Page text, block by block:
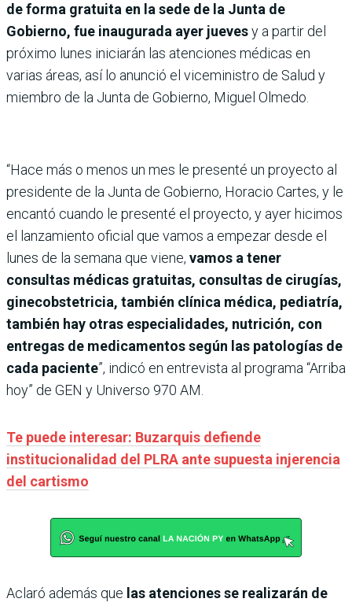
de forma gratuita en la sede de la Junta de
Gobierno, fue inaugurada ayer juevesy a partir del
próximo lunes iniciarán las atenciones médicas en
varias áreas, así lo anunció el viceministro de Salud y
miembro de la Junta de Gobierno, Miguel Olmedo.
“Hace más o menos un mes le presenté un proyecto al
presidente de la Junta de Gobierno, Horacio Cartes, y le
encantó cuando le presenté el proyecto, y ayer hicimos
el lanzamiento oficial que vamos a empezar desde el
lunes de la semana que viene, vamos a tener
consultas médicas gratuitas, consultas de cirugías,
ginecobstetricia, también clínica médica, pediatría,
también hay otras especialidades, nutrición, con
entregas de medicamentos según las patologías de
cada paciente”, indicó en entrevista al programa “Arriba
hoy” de GEN y Universo 970 AM.
Te puede interesar: Buzarquis defiende
institucionalidad del PLRA ante supuesta injerencia
del cartismo
Aclaró además que las atenciones se realizarán de